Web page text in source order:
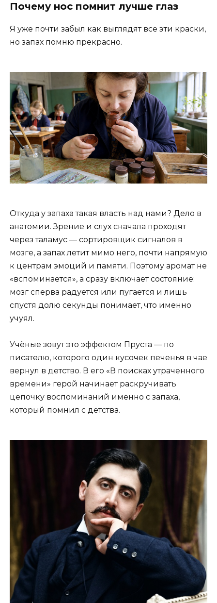
Почему нос помнит лучше глаз
Я уже почти забыл как выглядят все эти краски,
но запах помню прекрасно.
Откуда у запаха такая власть над нами? Дело в
анатомии. Зрение и слух сначала проходят
через таламус — сортировщик сигналов в
мозге, а запах летит мимо него, почти напрямую
к центрам эмоций и памяти. Поэтому аромат не
«вспоминается», а сразу включает состояние:
мозг сперва радуется или пугается и лишь
спустя долю секунды понимает, что именно
учуял.
Учёные зовут это эффектом Пруста — по
писателю, которого один кусочек печенья в чае
вернул в детство. В его «В поисках утраченного
времени» герой начинает раскручивать
цепочку воспоминаний именно с запаха,
который помнил с детства.